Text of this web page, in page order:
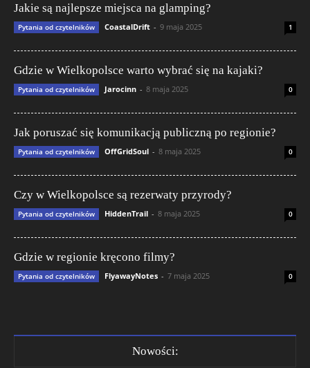
Jakie są najlepsze miejsca na glamping?
Pytania od czytelników CoastalDrift - 9 maja 2025 1
Gdzie w Wielkopolsce warto wybrać się na kajaki?
Pytania od czytelników Jarocinn - 8 maja 2025 0
Jak poruszać się komunikacją publiczną po regionie?
Pytania od czytelników OffGridSoul - 8 maja 2025 0
Czy w Wielkopolsce są rezerwaty przyrody?
Pytania od czytelników HiddenTrail - 8 maja 2025 0
Gdzie w regionie kręcono filmy?
Pytania od czytelników FlyawayNotes - 7 maja 2025 0
Nowości: